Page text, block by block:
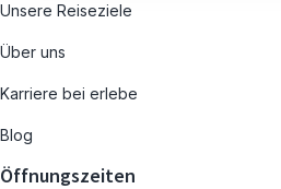
Unsere Reiseziele
Über uns
Karriere bei erlebe
Blog
Öffnungszeiten